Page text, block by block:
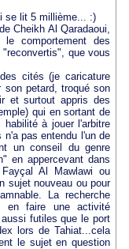
se lit 5 millième... :)
Cheikh Al Qaradaoui,
comportement des
que vous
cités (je caricature
son petard, troqué son
et surtout appris des
qui en sortant de
à jouer l'arbitre
pas entendu l'un de
un conseil du genre
en appercevant dans
Al Mawlawi ou
sujet nouveau ou pour
La recherche
en faire une activité
futiles que le port
lors de Tahiat...cela
le sujet en question